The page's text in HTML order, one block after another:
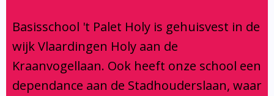
Het Team
Ouderraad
Privacy
Onderwijs dat past
Logopedie
Centrum voor jeugd en gezin
Actueel
Social Schools App
BSO / PSZ
Contact
Basisschool 't Palet Holy is gehuisvest in de
wijk Vlaardingen Holy aan de
Kraanvogellaan. Ook heeft onze school een
dependance aan de Stadhouderslaan, waar